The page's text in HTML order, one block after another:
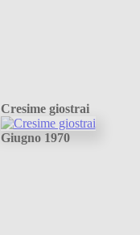
Cresime giostrai
Giugno 1970